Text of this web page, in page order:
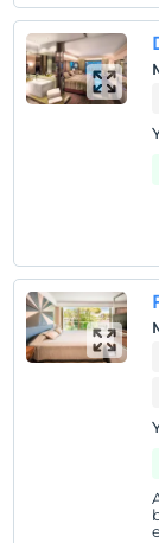
kendine özel
isimli restoran
şemsiyeleri,
ayrıca iskelesi
Otel koşulları
Check/in
En erken saat
Check/out
En geç saat
Evcil hayvan
Odalarda